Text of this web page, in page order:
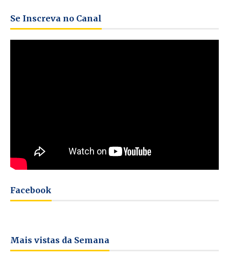
Se Inscreva no Canal
Facebook
Mais vistas da Semana